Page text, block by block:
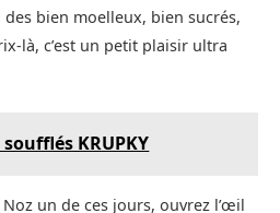
bien moelleux, bien sucrés,
là, c’est un petit plaisir ultra
soufflés KRUPKY
un de ces jours, ouvrez l’œil